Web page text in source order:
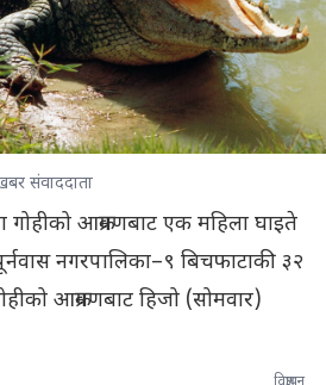
संवाददाता
आक्रमणबाट एक महिला घाइते
नगरपालिका–९ बिचफाटाकी ३२
आक्रमणबाट हिजो (सोमवार)